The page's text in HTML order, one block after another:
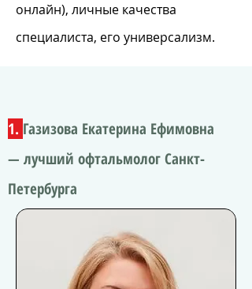
онлайн), личные качества
специалиста, его универсализм.
1. Газизова Екатерина Ефимовна
— лучший офтальмолог Санкт-
Петербурга